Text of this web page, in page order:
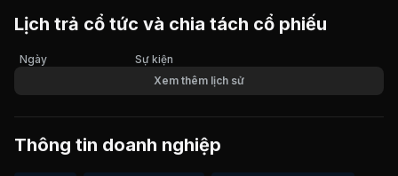
Giá trị giao dịch
Lịch trả cổ tức và chia tách cổ phiếu
Ngày
Sự kiện
Xem thêm lịch sử
Thông tin doanh nghiệp